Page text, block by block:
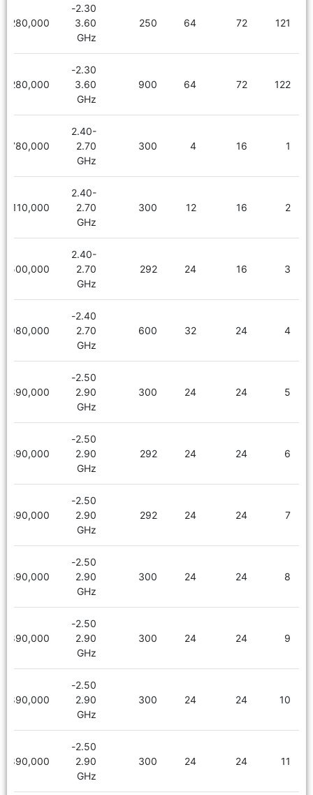
121
72
64
250
2.30-
3.60
GHz
8,280,000
122
72
64
900
2.30-
3.60
GHz
8,280,000
1
16
4
300
2.40-
2.70
GHz
780,000
2
16
12
300
2.40-
2.70
GHz
1,110,000
3
16
24
292
2.40-
2.70
GHz
1,500,000
4
24
32
600
2.40-
2.70
GHz
1,980,000
5
24
24
300
2.50-
2.90
GHz
1,890,000
6
24
24
292
2.50-
2.90
GHz
1,890,000
7
24
24
292
2.50-
2.90
GHz
1,890,000
8
24
24
300
2.50-
2.90
GHz
1,890,000
9
24
24
300
2.50-
2.90
GHz
1,890,000
10
24
24
300
2.50-
2.90
GHz
1,890,000
11
24
24
300
2.50-
2.90
GHz
1,890,000